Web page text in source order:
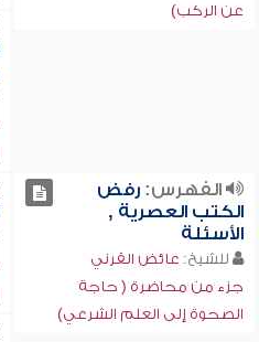
عن الركب)
الفهرس:رفض
الكتب العصرية ,
الأسئلة
للشيخ: عائض القرني
جزء من محاضرة ( حاجة
الصحوة إلى العلم الشرعي)